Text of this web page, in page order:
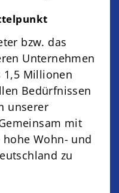
bzw. das
Unternehmen
Millionen
Bedürfnissen
unserer
mit
Wohn- und
zu